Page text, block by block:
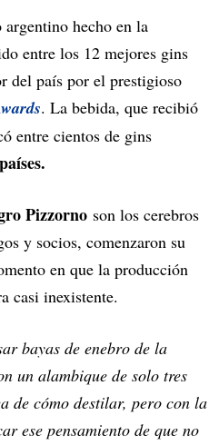
argentino hecho en la
entre los 12 mejores gins
del país por el prestigioso
. La bebida, que recibió
entre cientos de gins
Pizzorno son los cerebros
y socios, comenzaron su
en que la producción
casi inexistente.
bayas de enebro de la
un alambique de solo tres
de cómo destilar, pero con la
ese pensamiento de que no